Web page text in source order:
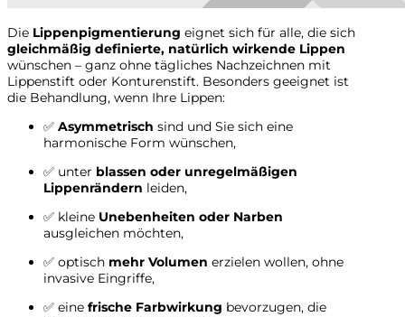
Die Lippenpigmentierung eignet sich für alle, die sich
gleichmäßig definierte, natürlich wirkende Lippen
wünschen – ganz ohne tägliches Nachzeichnen mit
Lippenstift oder Konturenstift. Besonders geeignet ist
die Behandlung, wenn Ihre Lippen:
✅ Asymmetrisch sind und Sie sich eine
harmonische Form wünschen,
✅ unter blassen oder unregelmäßigen
Lippenrändern leiden,
✅ kleine Unebenheiten oder Narben
ausgleichen möchten,
✅ optisch mehr Volumen erzielen wollen, ohne
invasive Eingriffe,
✅ eine frische Farbwirkung bevorzugen, die